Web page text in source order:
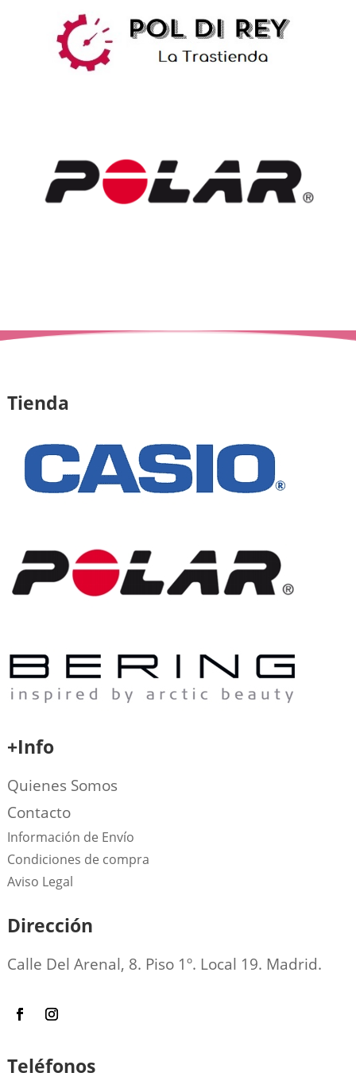
Tienda
+Info
Quienes Somos
Contacto
Información de Envío
Condiciones de compra
Aviso Legal
Dirección
Calle Del Arenal, 8. Piso 1º. Local 19. Madrid.
Teléfonos